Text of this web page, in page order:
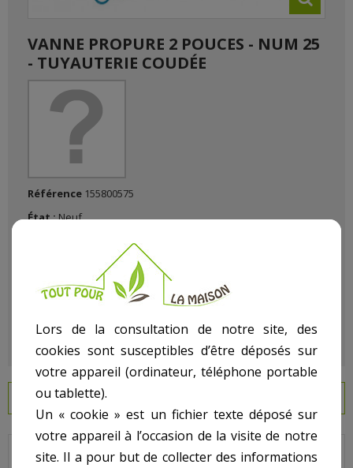
VANNE PROPURE 2 POUCES - NUM 25
- TUYAUTERIE COUDÉE
Référence 155800575
État :Neuf
EN SAVOIR PLUS
Propure - Pour Vanne Propure 2 pouces - N° 25 - Tuyauterie
Lors de la consultation de notre site, des
cookies sont susceptibles d’être déposés sur
votre appareil (ordinateur, téléphone portable
ou tablette).
Un « cookie » est un fichier texte déposé sur
votre appareil à l’occasion de la visite de notre
site. Il a pour but de collecter des informations